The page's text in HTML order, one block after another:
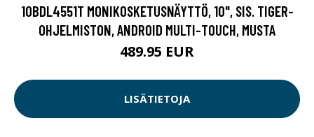
10BDL4551T MONIKOSKETUSNÄYTTÖ, 10", SIS. TIGER-
OHJELMISTON, ANDROID MULTI-TOUCH, MUSTA
489.95 EUR
LISÄTIETOJA